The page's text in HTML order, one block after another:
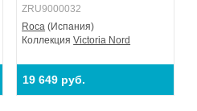
ZRU9000032
Roca (Испания)
КоллекцияVictoria Nord
19 649 руб.